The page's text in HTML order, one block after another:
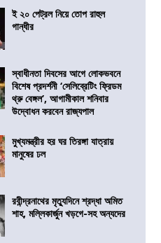
ই ২০ পেট্রল নিয়ে তোপ রাহুল
গান্ধীর
স্বাধীনতা দিবসের আগে লোকভবনে
বিশেষ প্রদর্শনী ‘সেলিব্রেটিং ফ্রিডম
থ্রু বেঙ্গল’, আগামীকাল শনিবার
উদ্বোধন করবেন রাজ্যপাল
মুখ্যমন্ত্রীর হর ঘর তিরঙ্গা যাত্রায়
মানুষের ঢল
রবীন্দ্রনাথের মৃত্যুদিনে শ্রদ্ধা অমিত
শাহ, মল্লিকার্জুন খড়গে-সহ অন্যদের